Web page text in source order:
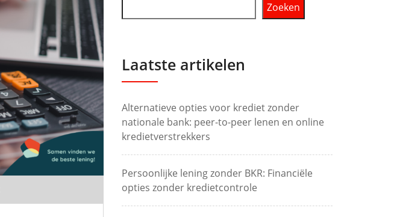
Zoeken
Laatste artikelen
Alternatieve opties voor krediet zonder
nationale bank: peer-to-peer lenen en online
kredietverstrekkers
Persoonlijke lening zonder BKR: Financiële
opties zonder kredietcontrole